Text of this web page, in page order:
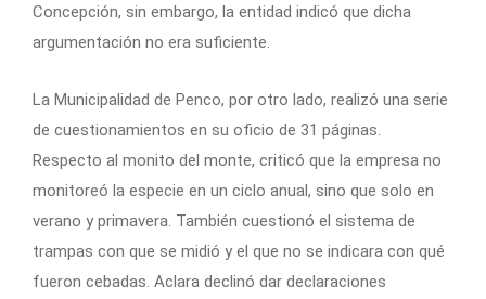
Concepción, sin embargo, la entidad indicó que dicha
argumentación no era suficiente.
La Municipalidad de Penco, por otro lado, realizó una serie
de cuestionamientos en su oficio de 31 páginas.
Respecto al monito del monte, criticó que la empresa no
monitoreó la especie en un ciclo anual, sino que solo en
verano y primavera. También cuestionó el sistema de
trampas con que se midió y el que no se indicara con qué
fueron cebadas. Aclara declinó dar declaraciones